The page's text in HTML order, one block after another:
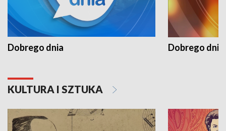
Dobrego dnia Dobrego dnia
KULTURA I SZTUKA